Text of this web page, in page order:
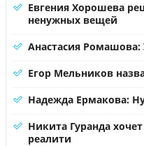
Евгения Хорошева
ненужных вещей
Анастасия Ромашова:
Егор Мельников
Надежда Ермакова:
Никита Гуранда
реалити